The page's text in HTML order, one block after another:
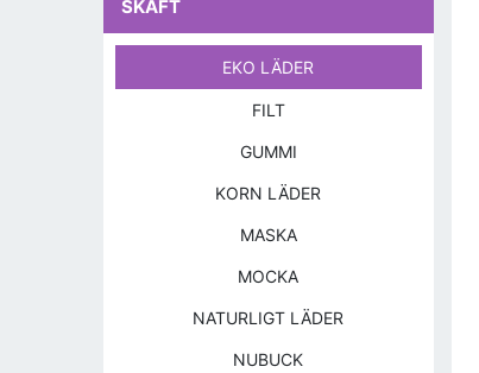
SKAFT
EKO LÄDER
FILT
GUMMI
KORN LÄDER
MASKA
MOCKA
NATURLIGT LÄDER
NUBUCK